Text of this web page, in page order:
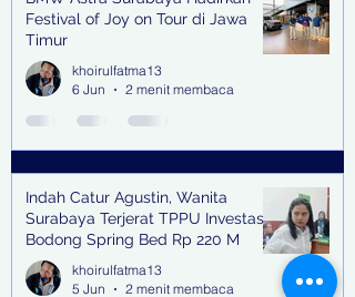
Festival of Joy on Tour di Jawa
Timur
khoirulfatma13
6 Jun
2 menit membaca
Indah Catur Agustin, Wanita
Surabaya Terjerat TPPU Investasi
Bodong Spring Bed Rp 220 M
khoirulfatma13
5 Jun
2 menit membaca